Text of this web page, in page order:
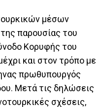
μέσων
παρουσίας του
Κορυφής του
και στον τρόπο με
πρωθυπουργός
Μετά τις δηλώσεις
σχέσεις,